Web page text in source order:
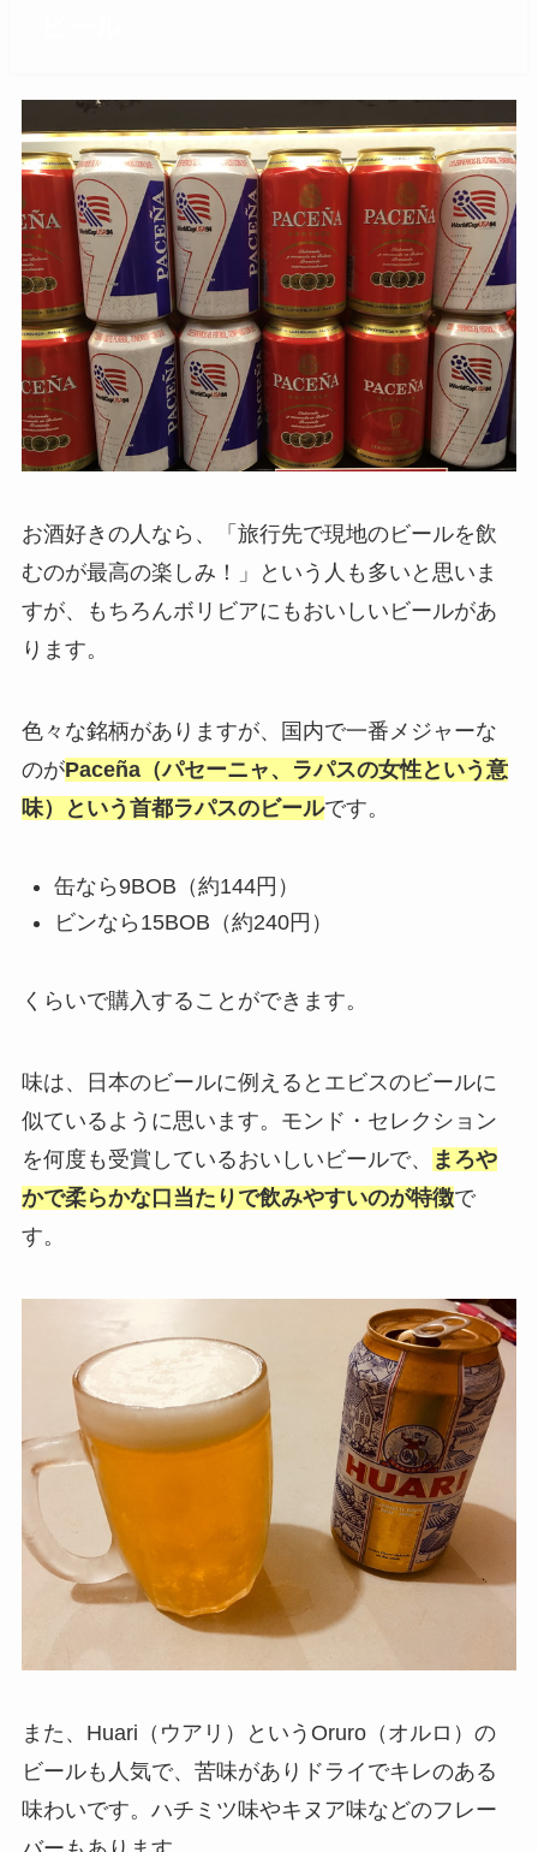
お酒好きの人なら、「旅行先で現地のビールを飲
むのが最高の楽しみ！」という人も多いと思いま
すが、もちろんボリビアにもおいしいビールがあ
ります。
色々な銘柄がありますが、国内で一番メジャーな
のがPaceña（パセーニャ、ラパスの女性という意
味）という首都ラパスのビールです。
缶なら9BOB（約144円）
ビンなら15BOB（約240円）
くらいで購入することができます。
味は、日本のビールに例えるとエビスのビールに
似ているように思います。モンド・セレクション
を何度も受賞しているおいしいビールで、
まろや
かで柔らかな口当たりで飲みやすいのが特徴で
す。
また、Huari（ウアリ）というOruro（オルロ）の
ビールも人気で、苦味がありドライでキレのある
味わいです。ハチミツ味やキヌア味などのフレー